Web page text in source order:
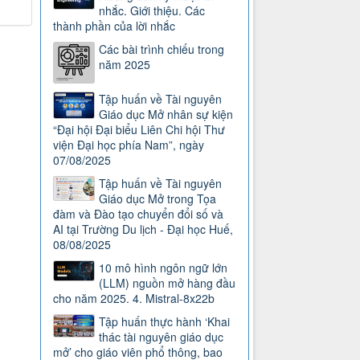
nhắc. Giới thiệu. Các
thành phần của lời nhắc
Các bài trình chiếu trong
năm 2025
Tập huấn về Tài nguyên
Giáo dục Mở nhân sự kiện
“Đại hội Đại biểu Liên Chi hội Thư
viện Đại học phía Nam”, ngày
07/08/2025
Tập huấn về Tài nguyên
Giáo dục Mở trong Tọa
đàm và Đào tạo chuyển đổi số và
AI tại Trường Du lịch - Đại học Huế,
08/08/2025
10 mô hình ngôn ngữ lớn
(LLM) nguồn mở hàng đầu
cho năm 2025. 4. Mistral-8x22b
Tập huấn thực hành ‘Khai
thác tài nguyên giáo dục
mở’ cho giáo viên phổ thông, bao